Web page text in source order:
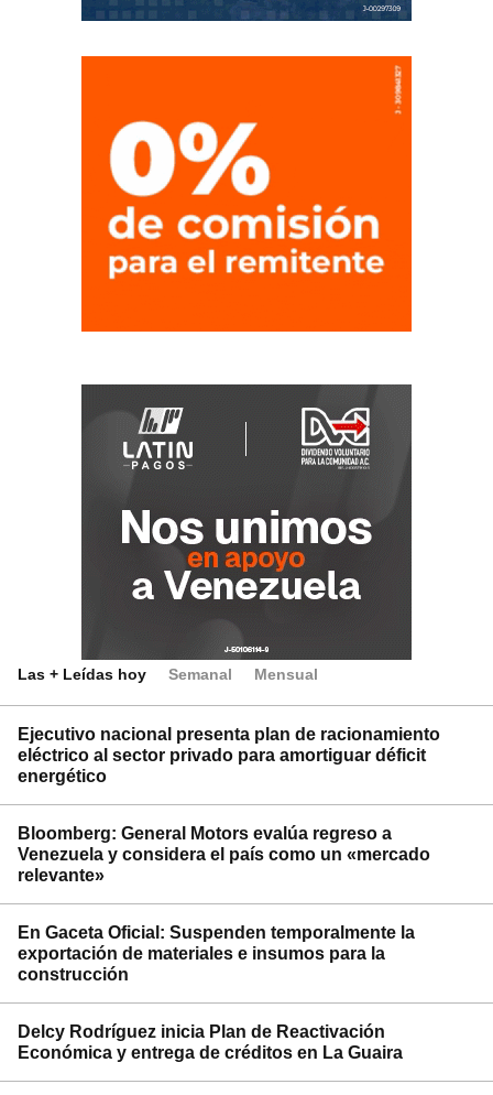
Las + Leídas hoy Semanal Mensual
Ejecutivo nacional presenta plan de racionamiento
eléctrico al sector privado para amortiguar déficit
energético
Bloomberg: General Motors evalúa regreso a
Venezuela y considera el país como un «mercado
relevante»
En Gaceta Oficial: Suspenden temporalmente la
exportación de materiales e insumos para la
construcción
Delcy Rodríguez inicia Plan de Reactivación
Económica y entrega de créditos en La Guaira